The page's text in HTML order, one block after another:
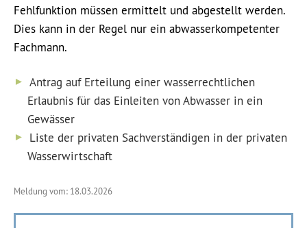
Fehlfunktion müssen ermittelt und abgestellt werden.
Dies kann in der Regel nur ein abwasserkompetenter
Fachmann.
Antrag auf Erteilung einer wasserrechtlichen
Erlaubnis für das Einleiten von Abwasser in ein
Gewässer
Liste der privaten Sachverständigen in der privaten
Wasserwirtschaft
Meldung vom: 18.03.2026